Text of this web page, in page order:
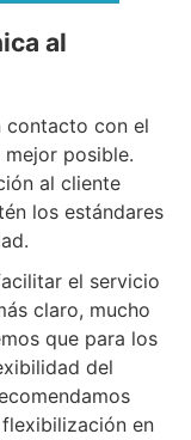
al
contacto con el
posible.
al cliente
los estándares
el servicio
claro, mucho
que para los
del
en